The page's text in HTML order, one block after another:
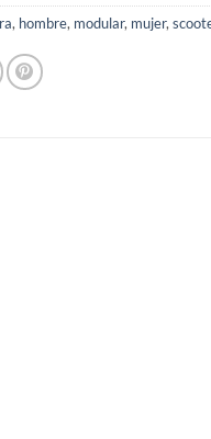
, hombre, modular, mujer,